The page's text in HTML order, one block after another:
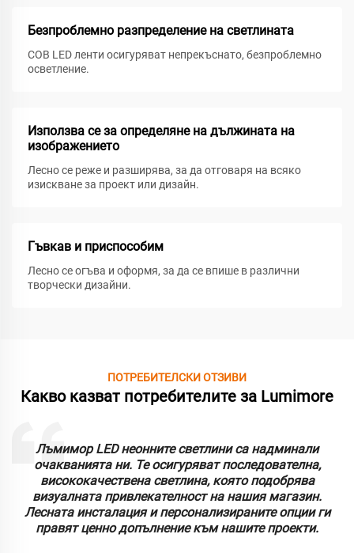
Безпроблемно разпределение на светлината
COB LED ленти осигуряват непрекъснато, безпроблемно
осветление.
Използва се за определяне на дължината на
изображението
Лесно се реже и разширява, за да отговаря на всяко
изискване за проект или дизайн.
Гъвкав и приспособим
Лесно се огъва и оформя, за да се впише в различни
творчески дизайни.
ПОТРЕБИТЕЛСКИ ОТЗИВИ
Какво казват потребителите за Lumimore
Лъмимор LED неонните светлини са надминали
очакванията ни. Те осигуряват последователна,
висококачествена светлина, която подобрява
визуалната привлекателност на нашия магазин.
Лесната инсталация и персонализираните опции ги
правят ценно допълнение към нашите проекти.